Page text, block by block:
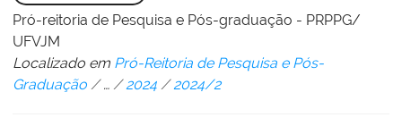
Pró-reitoria de Pesquisa e Pós-graduação - PRPPG/
UFVJM
Localizado em Pró-Reitoria de Pesquisa e Pós-
Graduação /… /2024 /2024/2